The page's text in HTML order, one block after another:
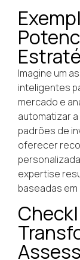
Imagine um
inteligentes
mercado e
automatizar
padrões de
oferecer
expertise
baseadas